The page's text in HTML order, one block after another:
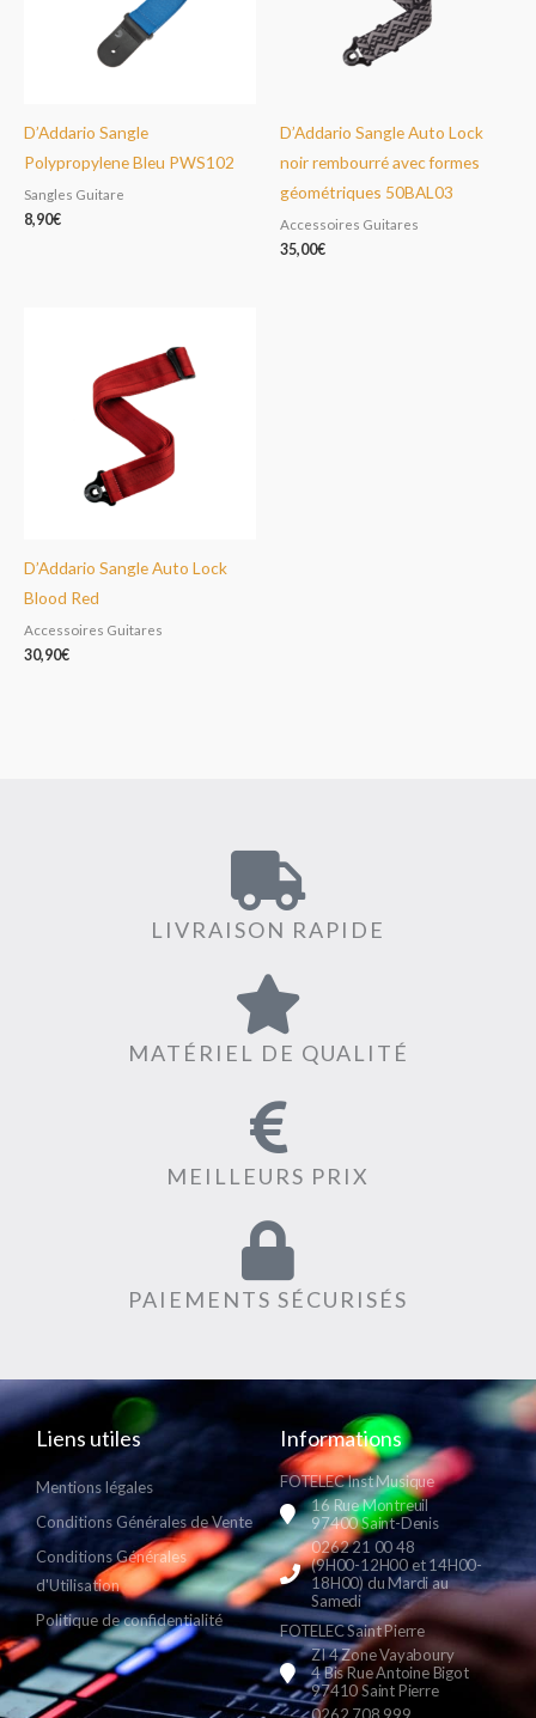
D’Addario Sangle
Polypropylene Bleu PWS102
Sangles Guitare
8,90€
D’Addario Sangle Auto Lock
noir rembourré avec formes
géométriques 50BAL03
Accessoires Guitares
35,00€
D’Addario Sangle Auto Lock
Blood Red
Accessoires Guitares
30,90€
LIVRAISON RAPIDE
MATÉRIEL DE QUALITÉ
MEILLEURS PRIX
PAIEMENTS SÉCURISÉS
Liens utiles
Mentions légales
Conditions Générales de Vente
Conditions Générales
d'Utilisation
Politique de confidentialité
Informations
FOTELEC Inst Musique
16 Rue Montreuil
97400 Saint-Denis
0262 21 00 48
(9H00-12H00 et 14H00-
18H00) du Mardi au
Samedi
FOTELEC Saint Pierre
ZI 4 Zone Vayaboury
4 Bis Rue Antoine Bigot
97410 Saint Pierre
0262 708 999